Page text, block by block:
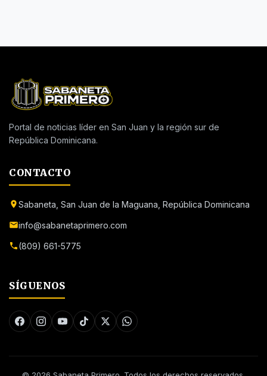
Portal de noticias líder en San Juan y la región sur de
República Dominicana.
CONTACTO
Sabaneta, San Juan de la Maguana, República Dominicana
info@sabanetaprimero.com
(809) 661-5775
SÍGUENOS